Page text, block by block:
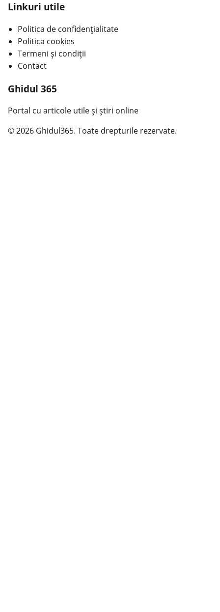
Linkuri utile
Politica de confidențialitate
Politica cookies
Termeni și condiții
Contact
Ghidul 365
Portal cu articole utile și știri online
© 2026 Ghidul365. Toate drepturile rezervate.